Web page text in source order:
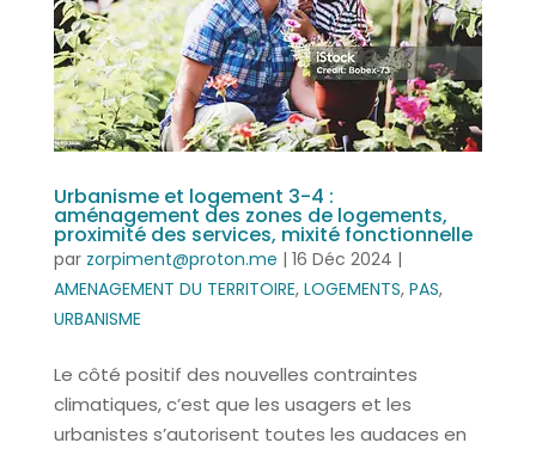
Urbanisme et logement 3-4 :
aménagement des zones de logements,
proximité des services, mixité fonctionnelle
par zorpiment@proton.me | 16 Déc 2024 |
AMENAGEMENT DU TERRITOIRE, LOGEMENTS, PAS,
URBANISME
Le côté positif des nouvelles contraintes
climatiques, c’est que les usagers et les
urbanistes s’autorisent toutes les audaces en